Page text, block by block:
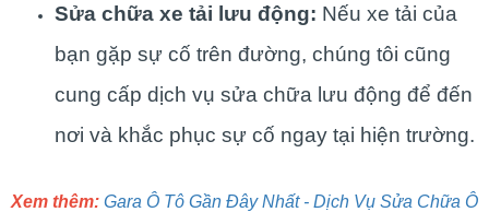
Sửa chữa xe tải lưu động: Nếu xe tải của
bạn gặp sự cố trên đường, chúng tôi cũng
cung cấp dịch vụ sửa chữa lưu động để đến
nơi và khắc phục sự cố ngay tại hiện trường.
Xem thêm: Gara Ô Tô Gần Đây Nhất - Dịch Vụ Sửa Chữa Ô